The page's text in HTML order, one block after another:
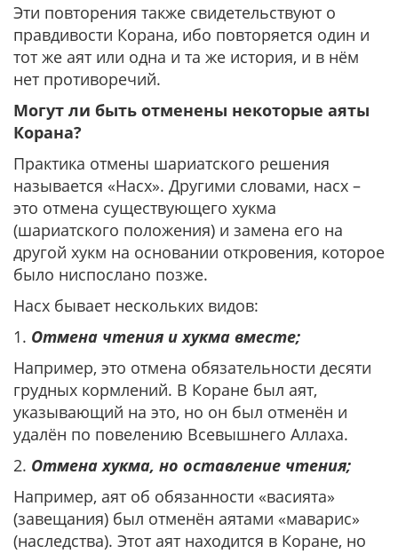
Эти повторения также свидетельствуют о
правдивости Корана, ибо повторяется один и
тот же аят или одна и та же история, и в нём
нет противоречий.
Могут ли быть отменены некоторые аяты
Корана?
Практика отмены шариатского решения
называется «Насх». Другими словами, насх –
это отмена существующего хукма
(шариатского положения) и замена его на
другой хукм на основании откровения, которое
было ниспослано позже.
Насх бывает нескольких видов:
1. Отмена чтения и хукма вместе;
Например, это отмена обязательности десяти
грудных кормлений. В Коране был аят,
указывающий на это, но он был отменён и
удалён по повелению Всевышнего Аллаха.
2. Отмена хукма, но оставление чтения;
Например, аят об обязанности «васията»
(завещания) был отменён аятами «маварис»
(наследства). Этот аят находится в Коране, но